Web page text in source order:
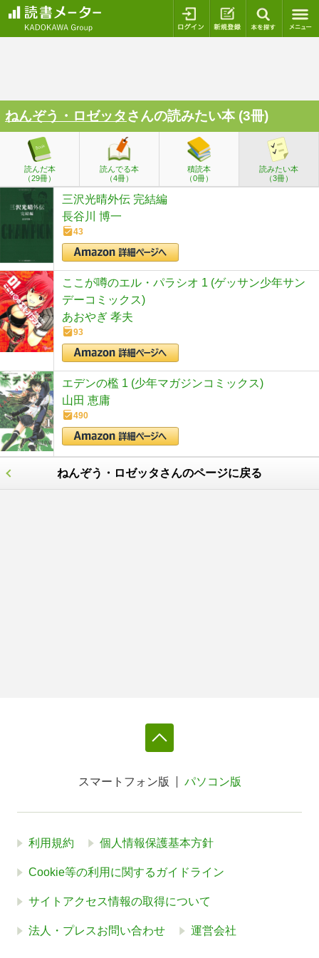
ログイン 新規登録
ねんぞう・ロゼッタさんの読みたい本 (3冊)
読んだ本
（29冊）
読んでる本
（4冊）
積読本
（0冊）
読みたい本
（3冊）
三沢光晴外伝 完結編
長谷川 博一
43
ここが噂のエル・パラシオ 1 (ゲッサン少年サン
デーコミックス)
あおやぎ 孝夫
93
エデンの檻 1 (少年マガジンコミックス)
山田 恵庸
490
ねんぞう・ロゼッタさんのページに戻る
スマートフォン版 パソコン版
利用規約 個人情報保護基本方針
Cookie等の利用に関するガイドライン
サイトアクセス情報の取得について
法人・プレスお問い合わせ 運営会社